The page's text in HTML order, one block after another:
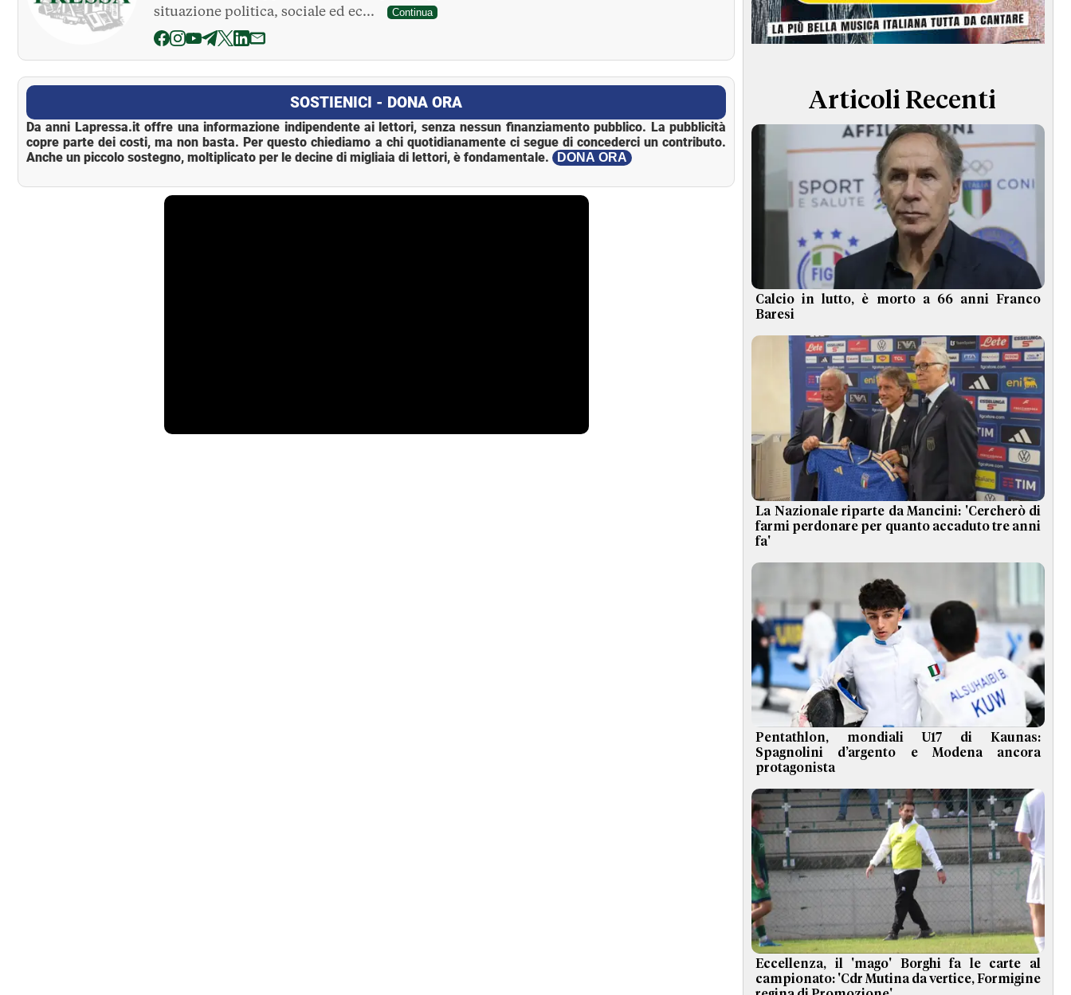
situazione politica, sociale ed ec...
Continua
La Pressa
SOSTIENICI - DONA ORA
Da anni Lapressa.it offre una informazione indipendente ai lettori, senza nessun finanziamento pubblico. La pubblicità
copre parte dei costi, ma non basta. Per questo chiediamo a chi quotidianamente ci segue di concederci un contributo.
Anche un piccolo sostegno, moltiplicato per le decine di migliaia di lettori, è fondamentale.
DONA ORA
Articoli Recenti
Calcio in lutto, è morto a 66 anni Franco
Baresi
La Nazionale riparte da Mancini: 'Cercherò di
farmi perdonare per quanto accaduto tre anni
fa'
Pentathlon, mondiali U17 di Kaunas:
Spagnolini d’argento e Modena ancora
protagonista
Eccellenza, il 'mago' Borghi fa le carte al
campionato: 'Cdr Mutina da vertice, Formigine